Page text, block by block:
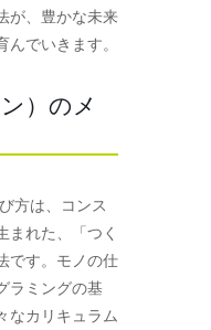
が、豊かな未来
でいきます。
）のメ
方は、コンス
まれた、「つく
です。モノの仕
ラミングの基
なカリキュラム